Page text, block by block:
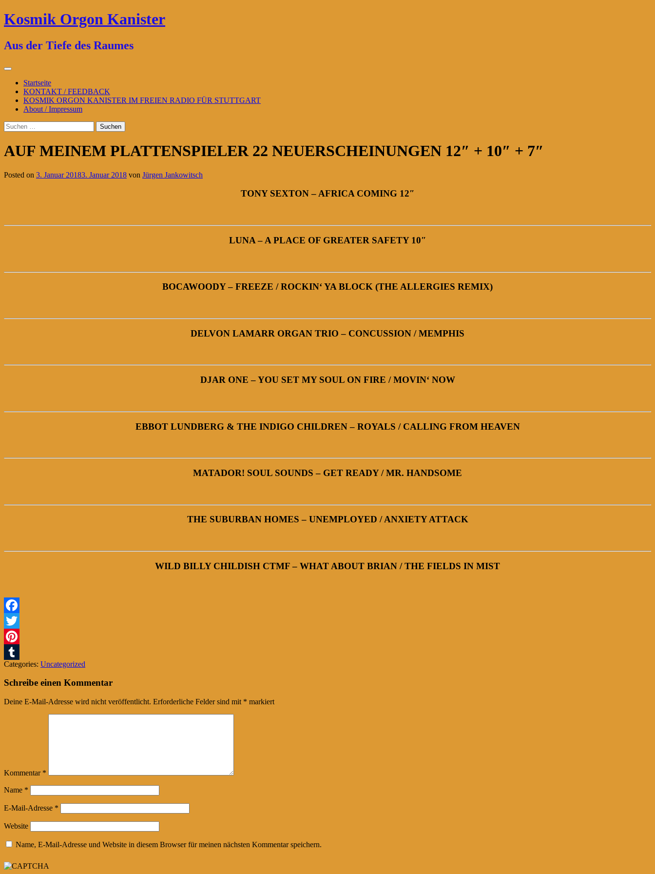
Zum
Inhalt
Kosmik Orgon Kanister
Aus der Tiefe des Raumes
Primäres
Startseite
KONTAKT / FEEDBACK
KOSMIK ORGON KANISTER IM FREIEN RADIO FÜR STUTTGART
About / Impressum
Suchen
nach:
AUF MEINEM PLATTENSPIELER 22 NEUERSCHEINUNGEN 12″ + 10″ + 7″
Posted on 3. Januar 20183. Januar 2018 von Jürgen Jankowitsch
TONY SEXTON – AFRICA COMING 12″
LUNA – A PLACE OF GREATER SAFETY 10″
BOCAWOODY – FREEZE / ROCKIN‘ YA BLOCK (THE ALLERGIES REMIX)
DELVON LAMARR ORGAN TRIO – CONCUSSION / MEMPHIS
DJAR ONE – YOU SET MY SOUL ON FIRE / MOVIN‘ NOW
EBBOT LUNDBERG & THE INDIGO CHILDREN – ROYALS / CALLING FROM HEAVEN
MATADOR! SOUL SOUNDS – GET READY / MR. HANDSOME
THE SUBURBAN HOMES – UNEMPLOYED / ANXIETY ATTACK
WILD BILLY CHILDISH CTMF – WHAT ABOUT BRIAN / THE FIELDS IN MIST
Facebook
Twitter
Pinterest
Tumblr
Categories: Uncategorized
Schreibe einen Kommentar
Deine E-Mail-Adresse wird nicht veröffentlicht. Erforderliche Felder sind mit * markiert
Kommentar *
Name *
E-Mail-Adresse *
Website
Name, E-Mail-Adresse und Website in diesem Browser für meinen nächsten Kommentar speichern.